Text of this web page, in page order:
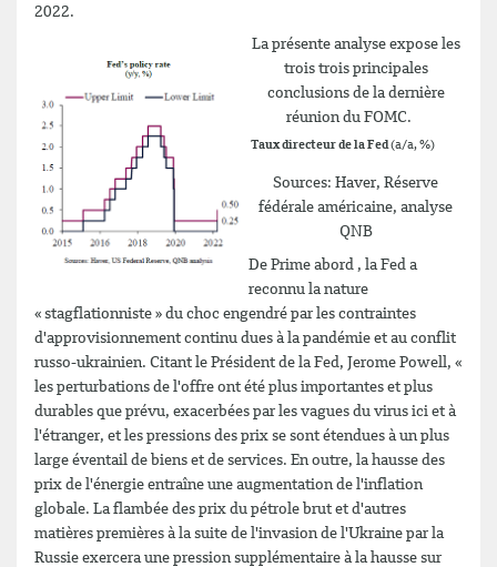
2022.
La présente analyse expose les
trois trois principales
conclusions de la dernière
réunion du FOMC.
Taux directeur de la Fed(a/a, %)
Sources: Haver, Réserve
fédérale américaine, analyse
QNB
De Prime abord , la Fed a
reconnu la nature
« stagflationniste » du choc engendré par les contraintes
d'approvisionnement continu dues à la pandémie et au conflit
russo-ukrainien. Citant le Président de la Fed, Jerome Powell, «
les perturbations de l'offre ont été plus importantes et plus
durables que prévu, exacerbées par les vagues du virus ici et à
l'étranger, et les pressions des prix se sont étendues à un plus
large éventail de biens et de services. En outre, la hausse des
prix de l'énergie entraîne une augmentation de l'inflation
globale. La flambée des prix du pétrole brut et d'autres
matières premières à la suite de l'invasion de l'Ukraine par la
Russie exercera une pression supplémentaire à la hausse sur